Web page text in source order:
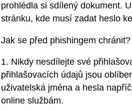
prohlédla si sdílený dokument.
stránku, kde musí zadat heslo
Jak se před phishingem
1. Nikdy nesdílejte své
přihlašovacích údajů jsou
uživatelská jména a hesla
online službám.